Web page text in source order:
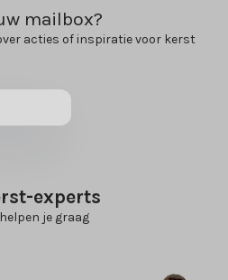
mailbox?
acties of inspiratie voor kerst
experts
je graag